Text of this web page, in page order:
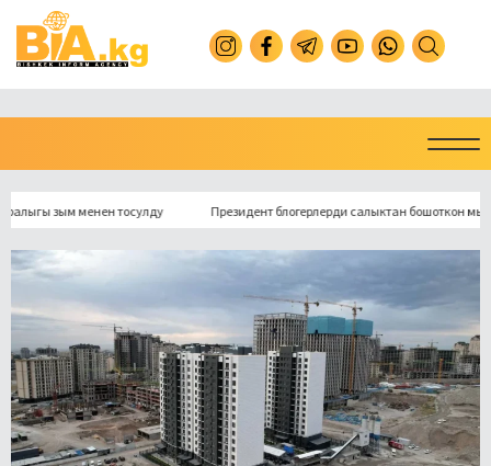
зым менен тосулду Президент блогерлерди салыктан бошоткон мыйзамга